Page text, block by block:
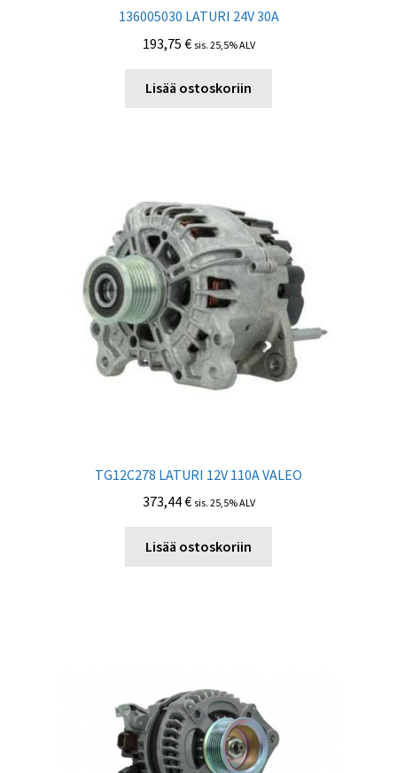
136005030 LATURI 24V 30A
193,75 € sis. 25,5% ALV
Lisää ostoskoriin
TG12C278 LATURI 12V 110А VALEO
373,44€ sis. 25,5% ALV
Lisää ostoskoriin